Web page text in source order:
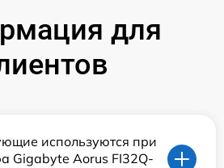
для
используются при
Gigabyte Aorus FI32Q-